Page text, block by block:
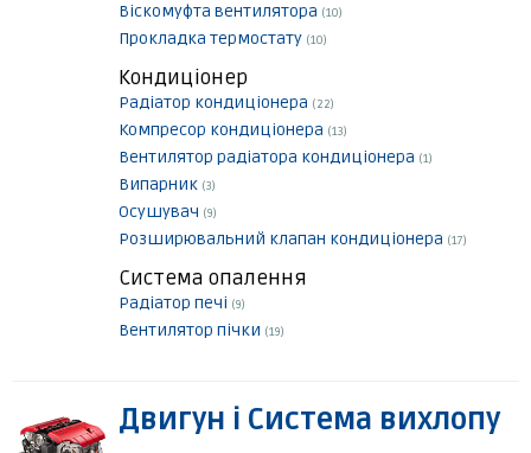
Віскомуфта вентилятора (10)
Прокладка термостату (10)
Кондиціонер
Радіатор кондиціонера (22)
Компресор кондиціонера (13)
Вентилятор радіатора кондиціонера (1)
Випарник (3)
Осушувач (9)
Розширювальний клапан кондиціонера (17)
Система опалення
Радіатор печі (9)
Вентилятор пічки (19)
Двигун і Система вихлопу